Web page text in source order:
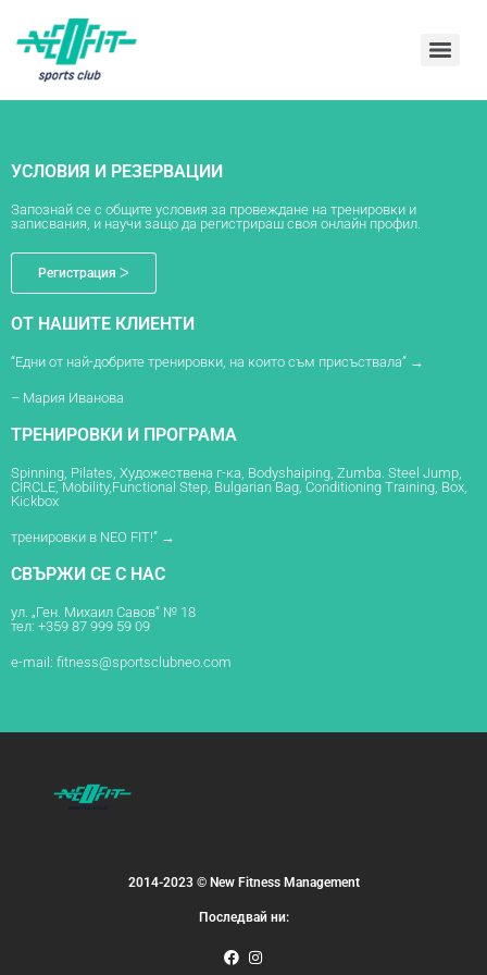
УСЛОВИЯ И РЕЗЕРВАЦИИ
Запознай се с общите условия за провеждане на тренировки и
записвания, и научи защо да регистрираш своя онлайн профил.
Регистрация ᐳ
ОТ НАШИТЕ КЛИЕНТИ
“Едни от най-добрите тренировки, на които съм присъствала” →
– Мария Иванова
ТРЕНИРОВКИ И ПРОГРАМА
Spinning, Pilates, Художествена г-ка, Bodyshaiping, Zumba. Steel Jump,
CIRCLE, Mobility,Functional Step, Bulgarian Bag, Conditioning Training, Box,
Kickbox
тренировки в NEO FIT!” →
СВЪРЖИ СЕ С НАС
ул. „Ген. Михаил Савов“ № 18
тел: +359 87 999 59 09
e-mail: fitness@sportsclubneo.com
2014-2023 © New Fitness Management
Последвай ни: